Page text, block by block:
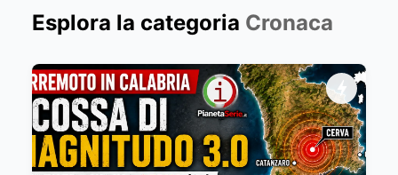
Esplora la categoria Cronaca